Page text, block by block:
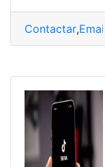
Contactar,Email